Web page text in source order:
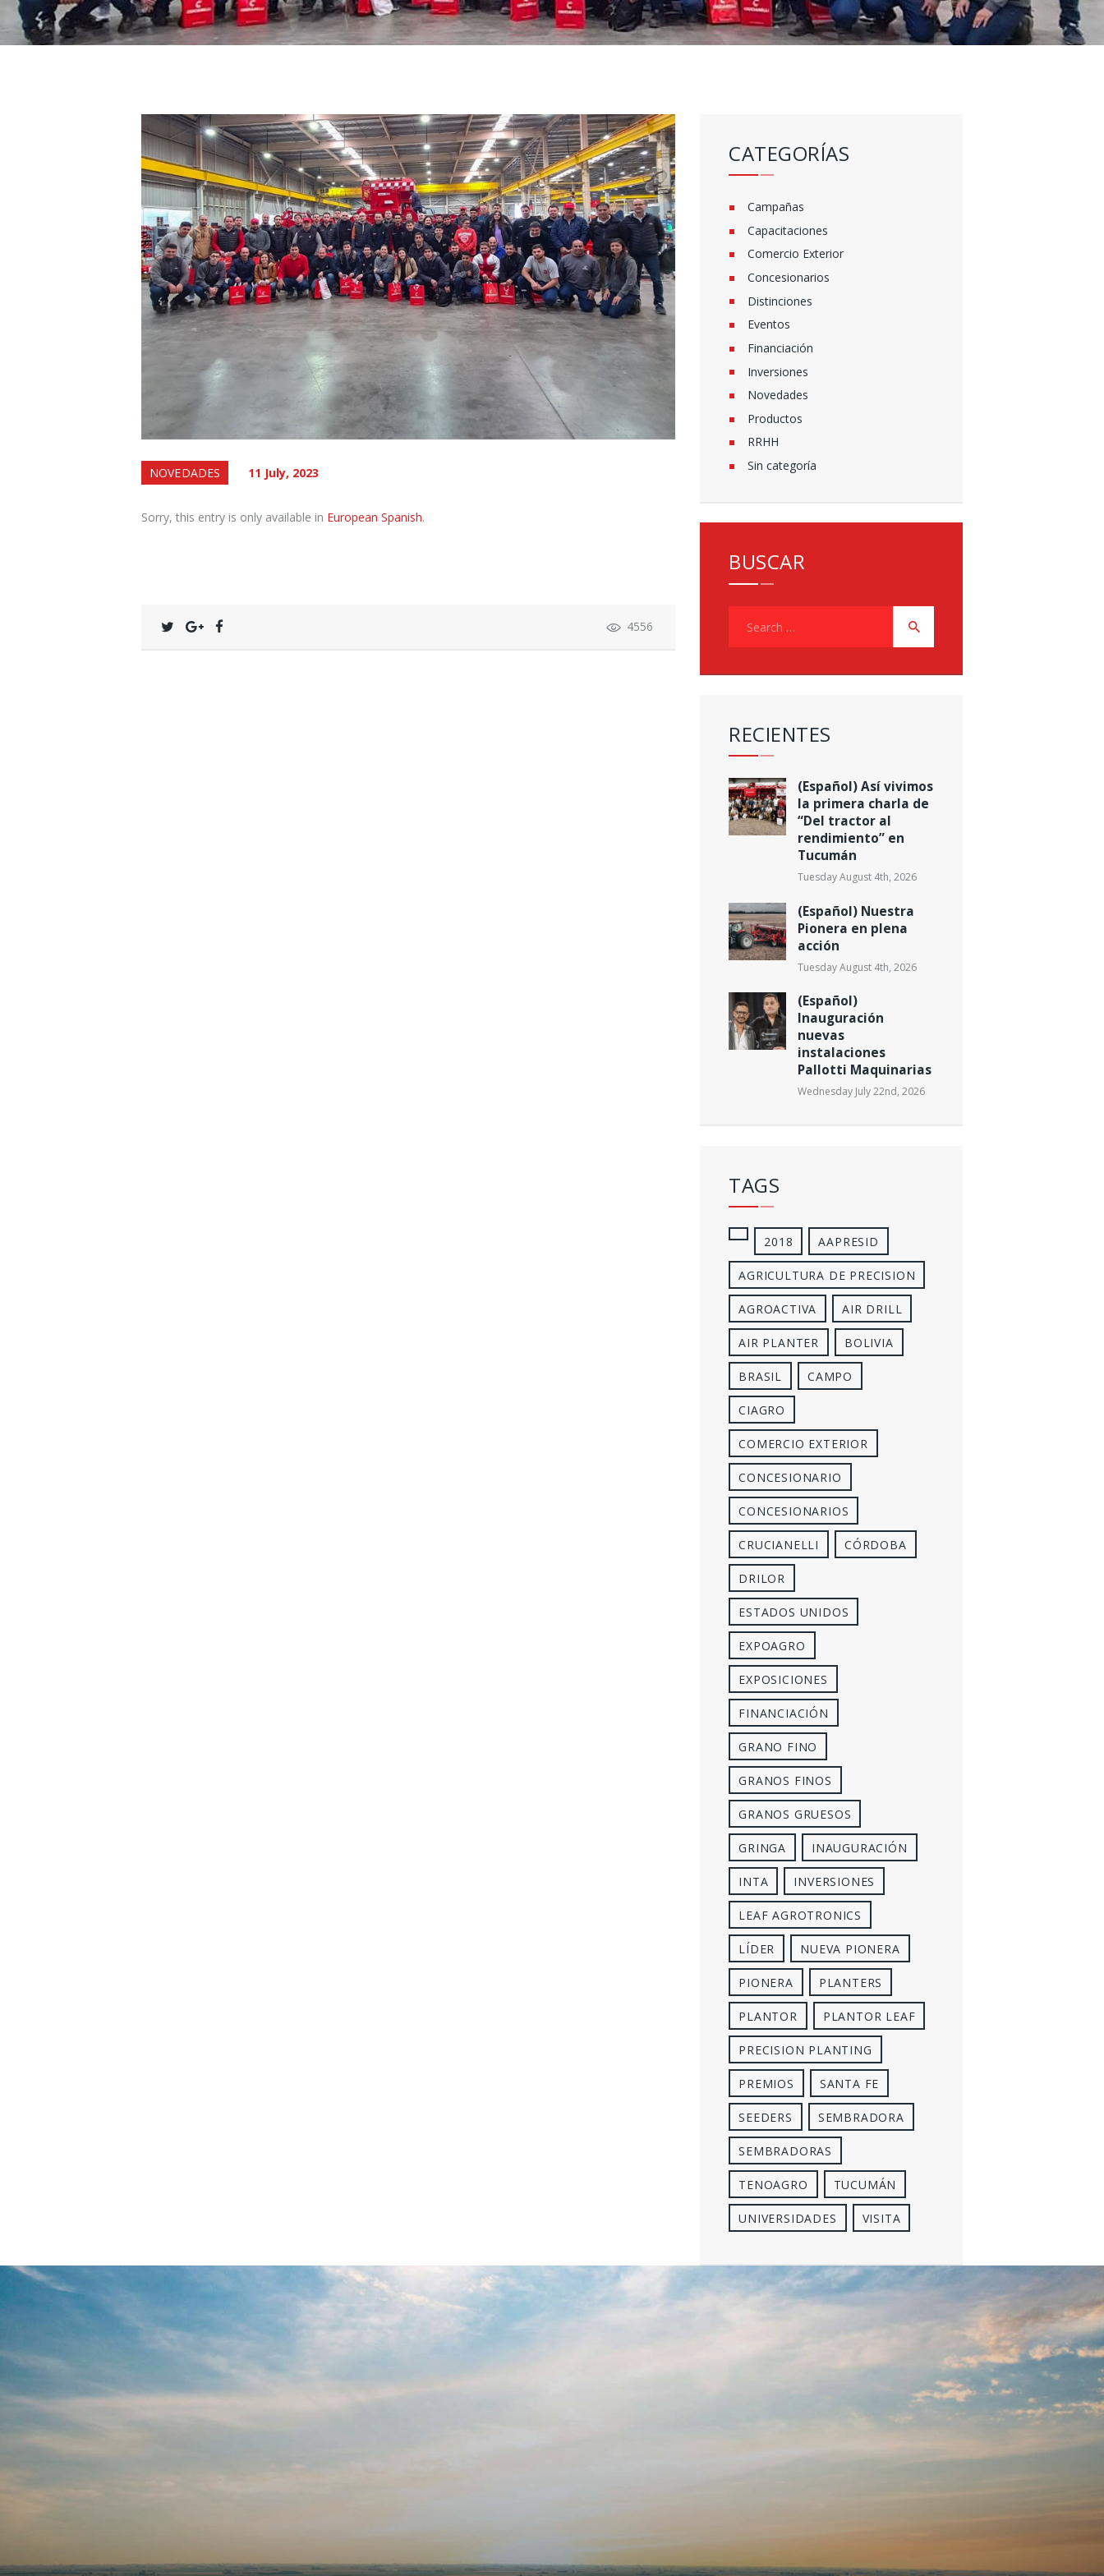
NOVEDADES 11 July, 2023
Sorry, this entry is only available in European Spanish.
4556
CATEGORÍAS
Campañas
Capacitaciones
Comercio Exterior
Concesionarios
Distinciones
Eventos
Financiación
Inversiones
Novedades
Productos
RRHH
Sin categoría
BUSCAR
RECIENTES
(Español) Así vivimos
la primera charla de
“Del tractor al
rendimiento” en
Tucumán
Tuesday August 4th, 2026
(Español) Nuestra
Pionera en plena
acción
Tuesday August 4th, 2026
(Español)
Inauguración
nuevas
instalaciones
Pallotti Maquinarias
Wednesday July 22nd, 2026
TAGS
2018 AAPRESID
AGRICULTURA DE PRECISION
AGROACTIVA AIR DRILL
AIR PLANTER BOLIVIA
BRASIL CAMPO
CIAGRO
COMERCIO EXTERIOR
CONCESIONARIO
CONCESIONARIOS
CRUCIANELLI CÓRDOBA
DRILOR
ESTADOS UNIDOS
EXPOAGRO
EXPOSICIONES
FINANCIACIÓN
GRANO FINO
GRANOS FINOS
GRANOS GRUESOS
GRINGA INAUGURACIÓN
INTA INVERSIONES
LEAF AGROTRONICS
LÍDER NUEVA PIONERA
PIONERA PLANTERS
PLANTOR PLANTOR LEAF
PRECISION PLANTING
PREMIOS SANTA FE
SEEDERS SEMBRADORA
SEMBRADORAS
TENOAGRO TUCUMÁN
UNIVERSIDADES VISITA